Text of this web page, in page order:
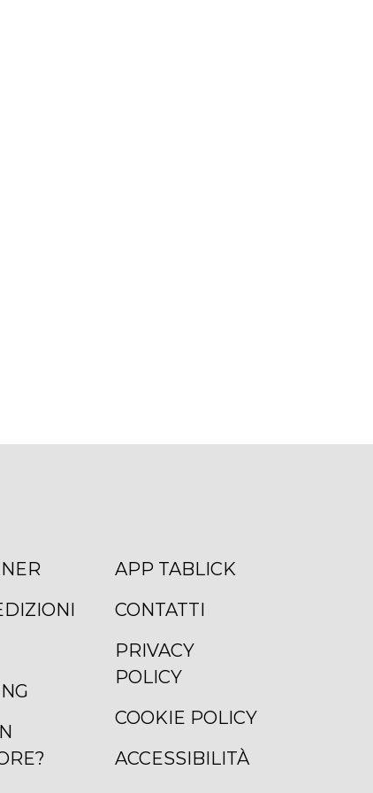
APP TABLICK
CONTATTI
PRIVACY
POLICY
COOKIE POLICY
ACCESSIBILITÀ